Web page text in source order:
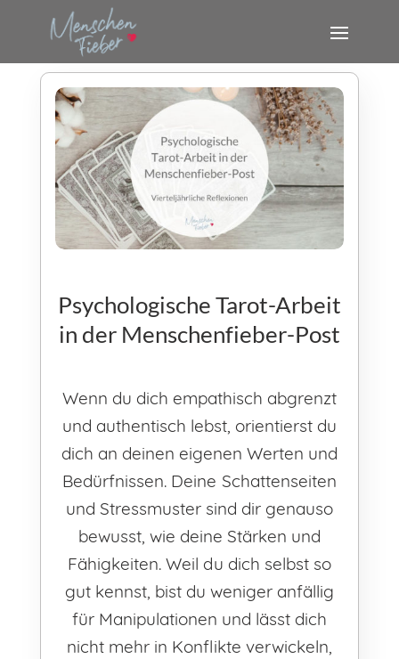
Psychologische Tarot-Arbeit
in der Menschenfieber-Post
Wenn du dich empathisch abgrenzt
und authentisch lebst, orientierst du
dich an deinen eigenen Werten und
Bedürfnissen. Deine Schattenseiten
und Stressmuster sind dir genauso
bewusst, wie deine Stärken und
Fähigkeiten. Weil du dich selbst so
gut kennst, bist du weniger anfällig
für Manipulationen und lässt dich
nicht mehr in Konflikte verwickeln,